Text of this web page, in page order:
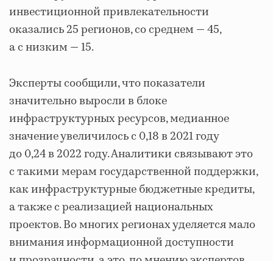
инвестиционной привлекательности
оказались 25 регионов, со среднем — 45,
а с низким — 15.
Эксперты сообщили, что показатели
значительно выросли в блоке
инфраструктурных ресурсов, медианное
значение увеличилось с 0,18 в 2021 году
до 0,24 в 2022 году. Аналитики связывают это
с такими мерам государственной поддержки,
как инфраструктурные бюджетные кредиты,
а также с реализацией национальных
проектов. Во многих регионах уделяется мало
внимания информационной доступности